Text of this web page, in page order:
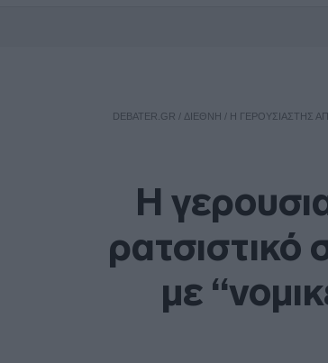
DEBATER.GR / ΔΙΕΘΝΗ / Η ΓΕΡΟΥΣΙΑΣΤΉΣ
Η
ρατσιστικό
με